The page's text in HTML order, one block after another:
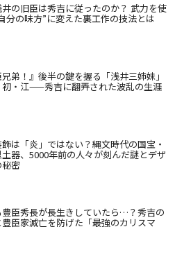
井の旧臣は秀吉に従ったのか？ 武力を使
分の味方”に変えた裏工作の技法とは
兄弟！』後半の鍵を握る「浅井三姉妹」
初・江——秀吉に翻弄された波乱の生涯
は「炎」ではない？縄文時代の国宝・
器、5000年前の人々が刻んだ謎とデザ
密
豊臣秀長が長生きしていたら…？秀吉の
臣家滅亡を防げた「最強のカリスマ